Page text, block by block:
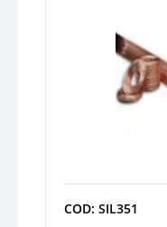
COD: SIL351